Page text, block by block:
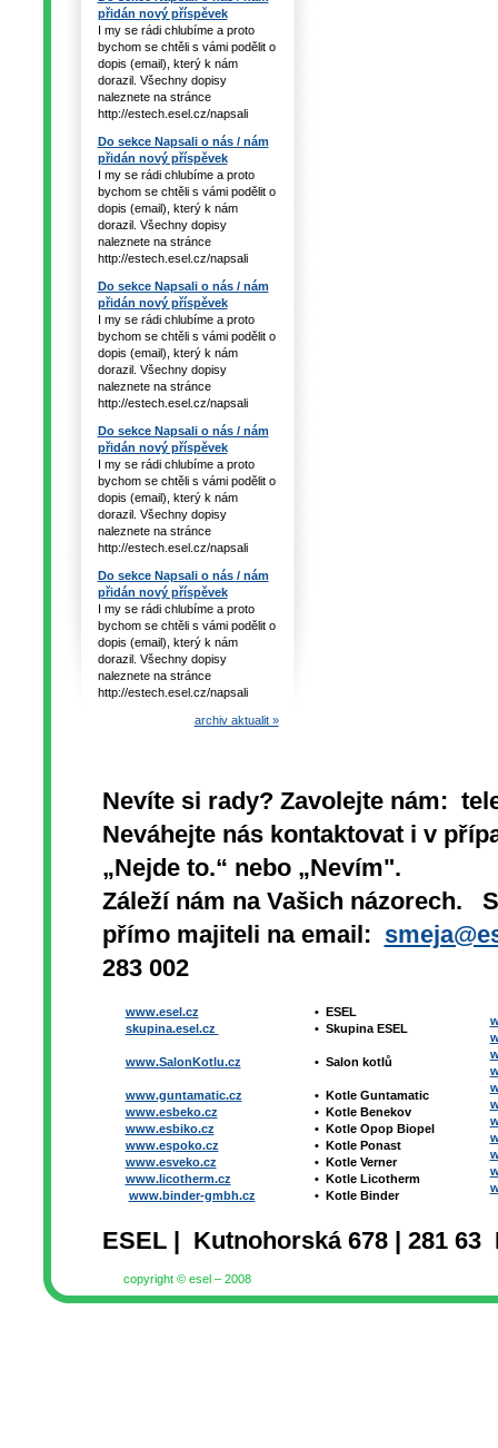
přidán nový příspěvek
I my se rádi chlubíme a proto
bychom se chtěli s vámi podělit o
dopis (email), který k nám
dorazil. Všechny dopisy
naleznete na stránce
http://estech.esel.cz/napsali
Do sekce Napsali o nás / nám
přidán nový příspěvek
I my se rádi chlubíme a proto
bychom se chtěli s vámi podělit o
dopis (email), který k nám
dorazil. Všechny dopisy
naleznete na stránce
http://estech.esel.cz/napsali
Do sekce Napsali o nás / nám
přidán nový příspěvek
I my se rádi chlubíme a proto
bychom se chtěli s vámi podělit o
dopis (email), který k nám
dorazil. Všechny dopisy
naleznete na stránce
http://estech.esel.cz/napsali
Do sekce Napsali o nás / nám
přidán nový příspěvek
I my se rádi chlubíme a proto
bychom se chtěli s vámi podělit o
dopis (email), který k nám
dorazil. Všechny dopisy
naleznete na stránce
http://estech.esel.cz/napsali
Do sekce Napsali o nás / nám
přidán nový příspěvek
I my se rádi chlubíme a proto
bychom se chtěli s vámi podělit o
dopis (email), který k nám
dorazil. Všechny dopisy
naleznete na stránce
http://estech.esel.cz/napsali
archiv aktualit »
Nevíte si rady? Zavolejte nám:
Neváhejte nás kontaktovat i v
„Nejde to.“ nebo „Nevím".
Záleží nám na Vašich názorech.
přímo majiteli na email:
283 002
www.esel.cz
skupina.esel.cz
www.SalonKotlu.cz
www.guntamatic.cz
www.esbeko.cz
www.esbiko.cz
www.espoko.cz
www.esveko.cz
www.licotherm.cz
www.binder-gmbh.cz
• ESEL
• Skupina ESEL
• Salon kotlů
• Kotle Guntamatic
• Kotle Benekov
• Kotle Opop Biopel
• Kotle Ponast
• Kotle Verner
• Kotle Licotherm
• Kotle Binder
ESEL | Kutnohorská 678 | 281
copyright © esel – 2008